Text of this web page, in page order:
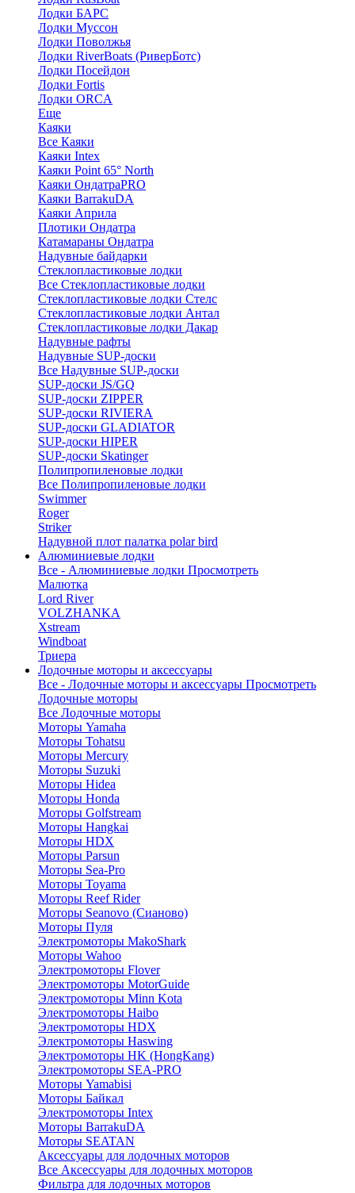
Лодки БАРС
Лодки Муссон
Лодки Поволжья
Лодки RiverBoats (РиверБотс)
Лодки Посейдон
Лодки Fortis
Лодки ORCA
Еще
Каяки
Все Каяки
Каяки Intex
Каяки Point 65° North
Каяки ОндатраPRO
Каяки BarrakuDA
Каяки Априла
Плотики Ондатра
Катамараны Ондатра
Надувные байдарки
Стеклопластиковые лодки
Все Стеклопластиковые лодки
Стеклопластиковые лодки Стелс
Стеклопластиковые лодки Антал
Стеклопластиковые лодки Дакар
Надувные рафты
Надувные SUP-доски
Все Надувные SUP-доски
SUP-доски JS/GQ
SUP-доски ZIPPER
SUP-доски RIVIERA
SUP-доски GLADIATOR
SUP-доски HIPER
SUP-доски Skatinger
Полипропиленовые лодки
Все Полипропиленовые лодки
Swimmer
Roger
Striker
Надувной плот палатка polar bird
Алюминиевые лодки
Все - Алюминиевые лодки Просмотреть
Малютка
Lord River
VOLZHANKA
Xstream
Windboat
Триера
Лодочные моторы и аксессуары
Все - Лодочные моторы и аксессуары Просмотреть
Лодочные моторы
Все Лодочные моторы
Моторы Yamaha
Моторы Tohatsu
Моторы Mercury
Моторы Suzuki
Моторы Hidea
Моторы Honda
Моторы Golfstream
Моторы Hangkai
Моторы HDX
Моторы Parsun
Моторы Sea-Pro
Моторы Toyama
Моторы Reef Rider
Моторы Seanovo (Сианово)
Моторы Пуля
Электромоторы MakoShark
Моторы Wahoo
Электромоторы Flover
Электромоторы MotorGuide
Электромоторы Minn Kota
Электромоторы Haibo
Электромоторы HDX
Электромоторы Haswing
Электромоторы HK (HongKang)
Электромоторы SEA-PRO
Моторы Yamabisi
Моторы Байкал
Электромоторы Intex
Моторы BarrakuDA
Моторы SEATAN
Аксессуары для лодочных моторов
Все Аксессуары для лодочных моторов
Фильтра для лодочных моторов